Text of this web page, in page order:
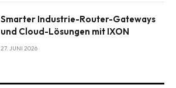
Smarter Industrie-Router-Gateways
und Cloud-Lösungen mit IXON
27. JUNI 2026